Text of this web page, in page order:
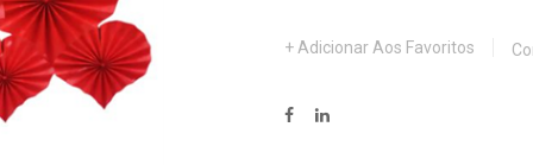
Adicionar Aos Favoritos